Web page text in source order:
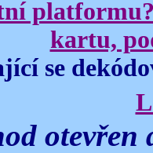
kartu,
se